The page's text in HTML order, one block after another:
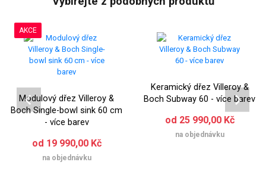
AKCE
Modulový dřez Villeroy &
Boch Single-bowl sink 60 cm
- více barev
od 19 990,00 Kč
na objednávku
Keramický dřez Villeroy &
Boch Subway 60 - více barev
od 25 990,00 Kč
na objednávku